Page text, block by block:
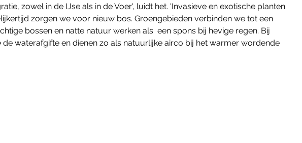
zowel in de IJse als in de Voer', luidt het. 'Invasieve en exotische planten
zorgen we voor nieuw bos. Groengebieden verbinden we tot een
bossen en natte natuur werken als ​ een spons bij hevige regen. Bij
waterafgifte en dienen zo als natuurlijke airco bij het warmer wordende